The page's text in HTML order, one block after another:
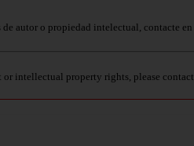
autor o propiedad intelectual, contacte en
intellectual property rights, please contact